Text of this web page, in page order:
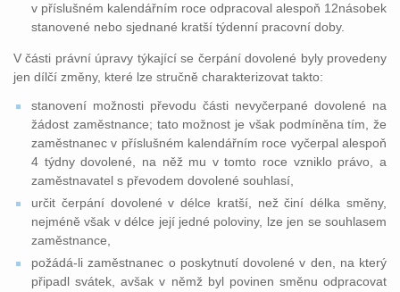
v příslušném kalendářním roce odpracoval alespoň 12násobek
stanovené nebo sjednané kratší týdenní pracovní doby.
V části právní úpravy týkající se čerpání dovolené byly provedeny
jen dílčí změny, které lze stručně charakterizovat takto:
stanovení možnosti převodu části nevyčerpané dovolené na
žádost zaměstnance; tato možnost je však podmíněna tím, že
zaměstnanec v příslušném kalendářním roce vyčerpal alespoň
4 týdny dovolené, na něž mu v tomto roce vzniklo právo, a
zaměstnavatel s převodem dovolené souhlasí,
určit čerpání dovolené v délce kratší, než činí délka směny,
nejméně však v délce její jedné poloviny, lze jen se souhlasem
zaměstnance,
požádá-li zaměstnanec o poskytnutí dovolené v den, na který
připadl svátek, avšak v němž byl povinen směnu odpracovat